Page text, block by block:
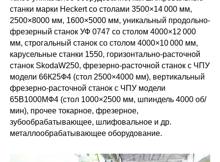
станки марки Heckert со столами 3500×14 000 мм,
2500×8000 мм, 1600×5000 мм, уникальный продольно-
фрезерный станок УФ 0747 со столом 4000×12 000
мм, строгальный станок со столом 4000×10 000 мм,
карусельные станки 1550, горизонтально-расточной
станок SkodaW250, фрезерно-расточной станок с ЧПУ
модели 66К25Ф4 (стол 2500×4000 мм), вертикальный
фрезерно-расточной станок с ЧПУ модели
65В1000МФ4 (стол 1000×2500 мм, шпиндель 4000 об/
мин), прочее токарное, фрезерное,
зубообрабатывающее, шлифовальное и др.
металлообрабатывающее оборудование.